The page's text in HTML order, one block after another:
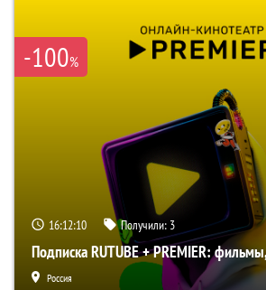
-100%
16:12:09 Получили: 3
Подписка RUTUBE + PREMIER:
Россия